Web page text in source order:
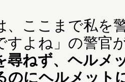
ここまで私を
すよね」の警官
尋ねず、ヘルメ
のにヘルメット